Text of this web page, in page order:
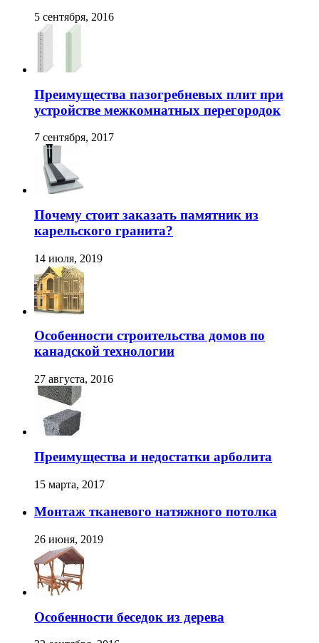
5 сентября, 2016
Преимущества пазогребневых плит при
устройстве межкомнатных перегородок
7 сентября, 2017
Почему стоит заказать памятник из
карельского гранита?
14 июля, 2019
Особенности строительства домов по
канадской технологии
27 августа, 2016
Преимущества и недостатки арболита
15 марта, 2017
Монтаж тканевого натяжного потолка
26 июня, 2019
Особенности беседок из дерева